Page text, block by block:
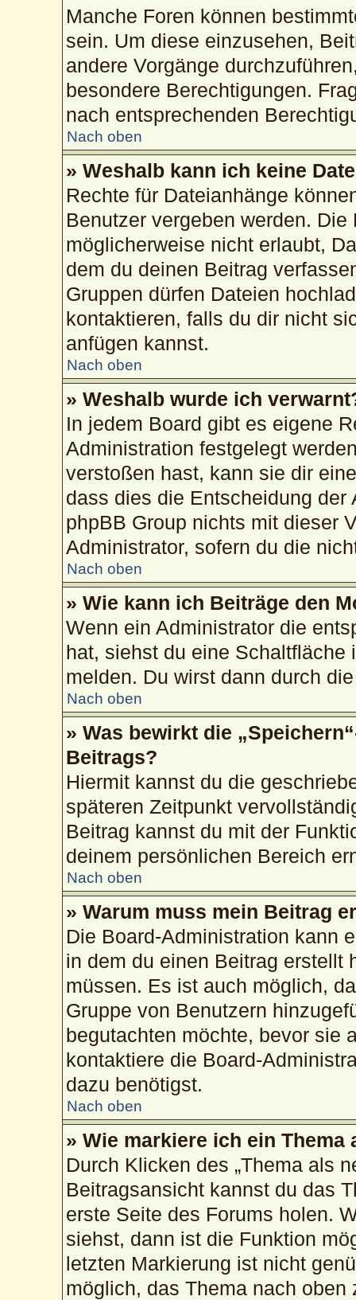
Manche Foren können
sein. Um diese einzusehen,
andere Vorgänge
besondere Berechtigungen.
nach entsprechenden
Nach oben
» Weshalb kann ich keine
Rechte für Dateianhänge
Benutzer vergeben werden.
möglicherweise nicht erlaubt,
dem du deinen Beitrag
Gruppen dürfen Dateien
kontaktieren, falls du dir nicht
anfügen kannst.
Nach oben
» Weshalb wurde ich
In jedem Board gibt es eigene
Administration festgelegt
verstoßen hast, kann sie dir
dass dies die Entscheidung
phpBB Group nichts mit dieser
Administrator, sofern du die
Nach oben
» Wie kann ich Beiträge den
Wenn ein Administrator die
hat, siehst du eine
melden. Du wirst dann durch
Nach oben
» Was bewirkt die
Beitrags?
Hiermit kannst du die
späteren Zeitpunkt
Beitrag kannst du mit der
deinem persönlichen Bereich
Nach oben
» Warum muss mein Beitrag
Die Board-Administration kann
in dem du einen Beitrag erstellt
müssen. Es ist auch möglich,
Gruppe von Benutzern
begutachten möchte, bevor sie
kontaktiere die Board-
dazu benötigst.
Nach oben
» Wie markiere ich ein Thema
Durch Klicken des „Thema als
Beitragsansicht kannst du das
erste Seite des Forums holen.
siehst, dann ist die Funktion
letzten Markierung ist nicht
möglich, das Thema nach